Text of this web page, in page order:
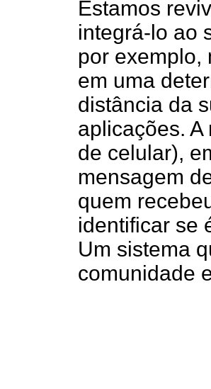
Estamos
integrá-lo ao
por exemplo,
em uma
distância da
aplicações.
de celular),
mensagem
quem
identificar se
Um sistema
comunidade